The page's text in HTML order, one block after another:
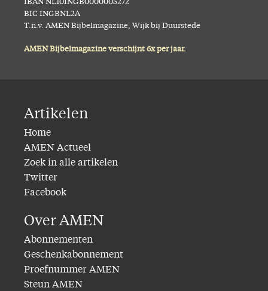
IBAN NL10INGB0000005272
BIC INGBNL2A
T.n.v. AMEN Bijbelmagazine, Wijk bij Duurstede
AMEN Bijbelmagazine verschijnt 6x per jaar.
Artikelen
Home
AMEN Actueel
Zoek in alle artikelen
Twitter
Facebook
Over AMEN
Abonnementen
Geschenkabonnement
Proefnummer AMEN
Steun AMEN